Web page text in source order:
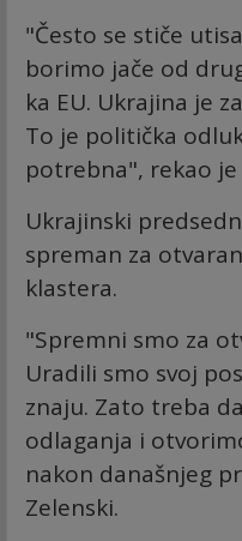
"Često se stiče
borimo jače od
ka EU. Ukrajina je
To je politička
potrebna", rekao je
Ukrajinski
spreman za
klastera.
"Spremni smo za
Uradili smo svoj
znaju. Zato treba
odlaganja i
nakon današnjeg
Zelenski.